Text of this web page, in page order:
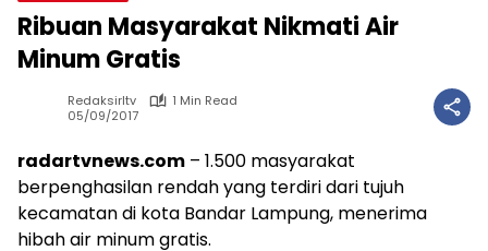
Ribuan Masyarakat Nikmati Air
Minum Gratis
Redaksirltv
1 Min Read
05/09/2017
radartvnews.com – 1.500 masyarakat
berpenghasilan rendah yang terdiri dari tujuh
kecamatan di kota Bandar Lampung, menerima
hibah air minum gratis.